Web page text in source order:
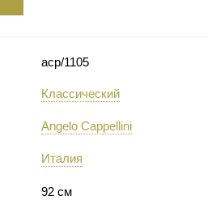
acp/1105
Классический
Angelo Cappellini
Италия
92 см